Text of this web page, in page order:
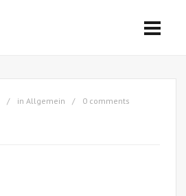
in Allgemein 0 comments